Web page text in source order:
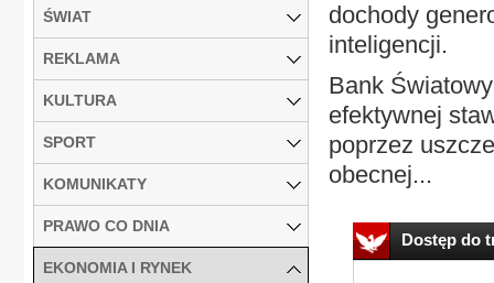
dochody
inteligencji.
Bank
efektywnej
poprzez
obecnej...
Dostęp do
ŚWIAT
REKLAMA
KULTURA
SPORT
KOMUNIKATY
PRAWO CO DNIA
EKONOMIA I RYNEK